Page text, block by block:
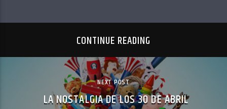
CONTINUE READING
NEXT POST
LA NOSTALGIA DE LOS 30 DE ABRIL